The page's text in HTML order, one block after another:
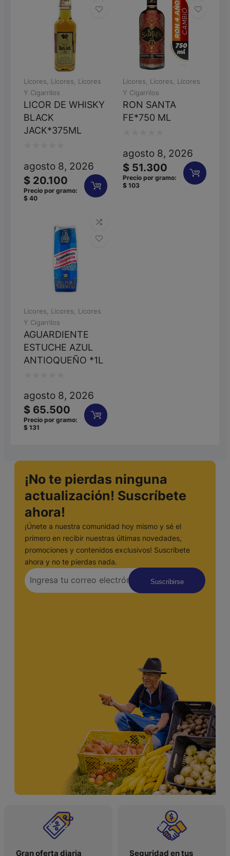
Licores, Licores, Licores
Y Cigarrilos
LICOR DE WHISKY
BLACK
JACK*375ML
con
0
de
agosto 8, 2026
$ 20.100
Precio por gramo:
$ 40
Licores, Licores, Licores
Y Cigarrilos
RON SANTA
FE*750 ML
con
0
de
agosto 8, 2026
$ 51.300
Precio por gramo:
$ 103
Licores Licores
Licores
Y Cigarrilos
AGUARDIENTE
ESTUCHE AZUL
ANTIOQUEÑO *1L
con
0
de
agosto 8, 2026
$ 65.500
Precio por gramo:
$ 131
¡No te pierdas ninguna
actualización! Suscríbete
ahora!
¡Únete a nuestra comunidad hoy mismo y sé el
primero en recibir nuestras últimas novedades,
promociones y contenidos exclusivos! Suscríbete
ahora y no te pierdas nada.
Suscribirse
Gran oferta diaria
Seguridad en tus